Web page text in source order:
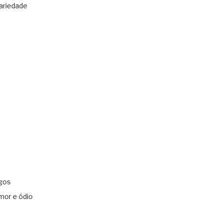
e ódio